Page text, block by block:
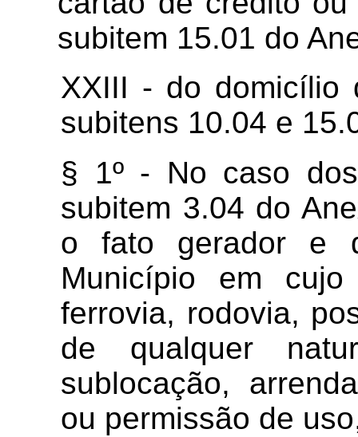
subitem 15.01 do
XXIII - do domicílio
subitens 10.04 e
§ 1º - No caso
subitem 3.04 do
o fato gerador e
Município em
ferrovia, rodovia,
de qualquer
sublocação,
ou permissão de